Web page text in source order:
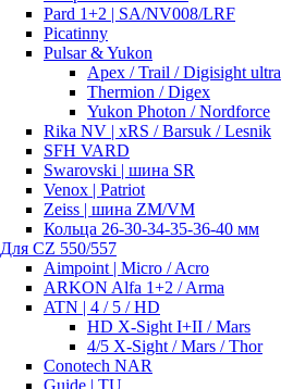
Pard 1+2 | SA/NV008/LRF
Picatinny
Pulsar & Yukon
Apex / Trail / Digisight ultra
Thermion / Digex
Yukon Photon / Nordforce
Rika NV | xRS / Barsuk / Lesnik
SFH VARD
Swarovski | шина SR
Venox | Patriot
Zeiss | шина ZM/VM
Кольца 26-30-34-35-36-40 мм
Для CZ 550/557
Aimpoint | Micro / Acro
ARKON Alfa 1+2 / Arma
ATN | 4 / 5 / HD
HD X-Sight I+II / Mars
4/5 X-Sight / Mars / Thor
Conotech NAR
Guide | TU